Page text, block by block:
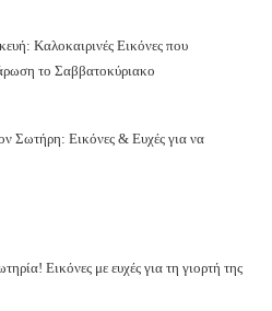
Καλοκαιρινές Εικόνες που
το Σαββατοκύριακο
Σωτήρη: Εικόνες & Ευχές για να
Εικόνες με ευχές για τη γιορτή της